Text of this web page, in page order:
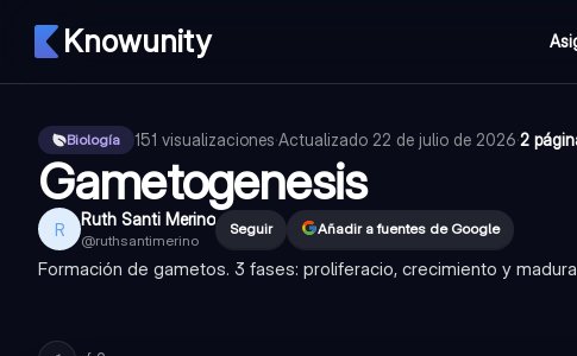
Knowunity
Biología 151 visualizaciones·Actualizado 22 de julio de 2026·2
Gametogenesis
R Ruth Santi Merino
@ruthsantimerino
Seguir Añadir a fuentes de Google
Formación de gametos. 3 fases: proliferacio, crecimiento y